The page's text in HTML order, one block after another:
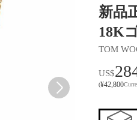
新品
18K
TOM
US$
(¥42,800